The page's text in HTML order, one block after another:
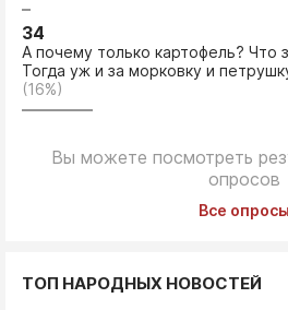
34
А почему только картофель? Что
Тогда уж и за морковку и
(16%)
Вы можете посмотреть
опросов
Все опросы
ТОП НАРОДНЫХ НОВОСТЕЙ